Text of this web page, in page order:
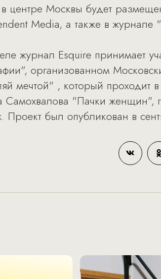
центре Москвы будет
Media, а также в
журнал Esquire принимает
организованном
мечтой" , который проходит
Самохвалова "Пачки женщин",
был опубликован в